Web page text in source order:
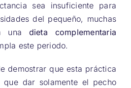
sea insuficiente para
del pequeño, muchas
una dieta complementaria
este periodo.
demostrar que esta práctica
dar solamente el pecho